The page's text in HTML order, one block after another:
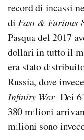
Area Personale
Newsletter
Notifiche mobile
Regala il Post
record di incassi
di Fast & Furious
Pasqua del 2017
dollari in tutto il
era stato
Russia, dove
Infinity War. Dei
380 milioni
milioni sono